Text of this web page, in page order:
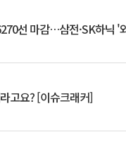
선 마감…삼전·SK하닉 '
고요? [이슈크래커]